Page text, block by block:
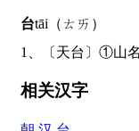
台tāi（ㄊㄞ）
1、〔天台〕
相关汉字